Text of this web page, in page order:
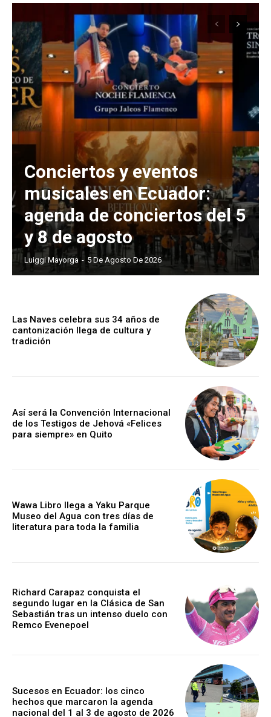
Conciertos y eventos
musicales en Ecuador:
agenda de conciertos del 5
y 8 de agosto
Luiggi Mayorga - 5 De Agosto De 2026
Las Naves celebra sus 34 años de
cantonización llega de cultura y
tradición
Así será la Convención Internacional
de los Testigos de Jehová «Felices
para siempre» en Quito
Wawa Libro llega a Yaku Parque
Museo del Agua con tres días de
literatura para toda la familia
Richard Carapaz conquista el
segundo lugar en la Clásica de San
Sebastián tras un intenso duelo con
Remco Evenepoel
Sucesos en Ecuador: los cinco
hechos que marcaron la agenda
nacional del 1 al 3 de agosto de 2026